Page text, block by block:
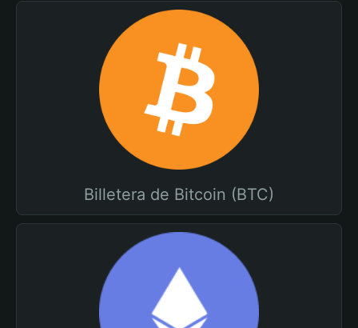
Billetera de Bitcoin (BTC)